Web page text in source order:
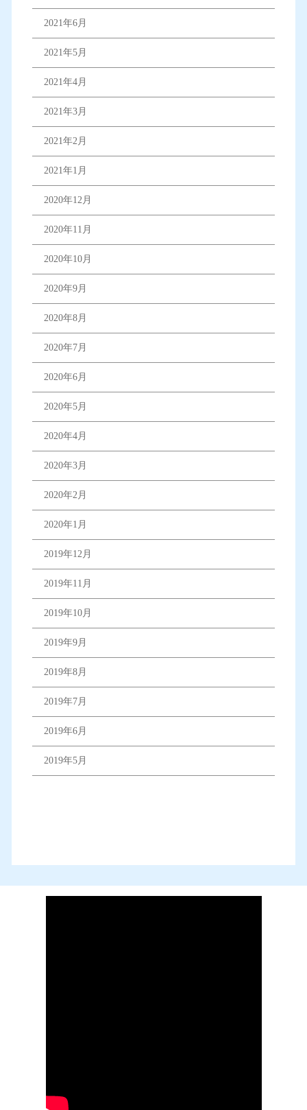
2021年6月
2021年5月
2021年4月
2021年3月
2021年2月
2021年1月
2020年12月
2020年11月
2020年10月
2020年9月
2020年8月
2020年7月
2020年6月
2020年5月
2020年4月
2020年3月
2020年2月
2020年1月
2019年12月
2019年11月
2019年10月
2019年9月
2019年8月
2019年7月
2019年6月
2019年5月